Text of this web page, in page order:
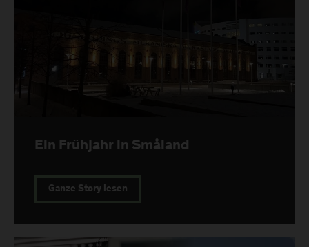
Ein Frühjahr in Småland
Ganze Story lesen